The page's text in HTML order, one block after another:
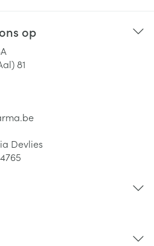
op
81
Devlies